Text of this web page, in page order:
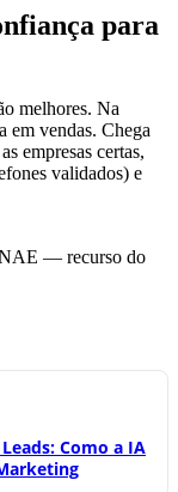
para
melhores. Na
em vendas. Chega
empresas certas,
validados) e
Como a IA